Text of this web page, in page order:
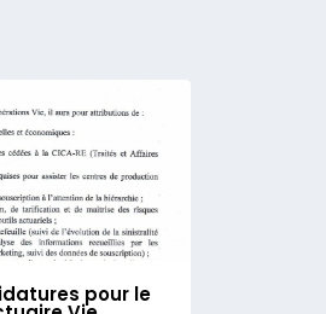
pour le